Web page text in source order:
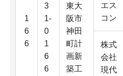
1
6
6
3
1-
0
1
6
6
東大
阪市
神田
町計
画新
築工
エス
コン
株式
会社
現代